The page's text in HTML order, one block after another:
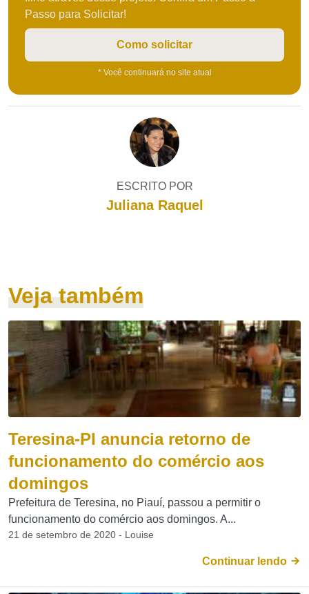
Passo para Solicitar!
Como solicitar
* Você continuará no site atual
ESCRITO POR
Juliana Raquel
Veja também
Teresina-PI anuncia retorno de
funcionamento do comércio aos
domingos
Prefeitura de Teresina, no Piauí, passou a permitir o
funcionamento do comércio aos domingos. A...
21 de setembro de 2020 - Louise
Continuar lendo